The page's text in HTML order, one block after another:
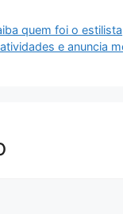
quem foi o estilista
e anuncia